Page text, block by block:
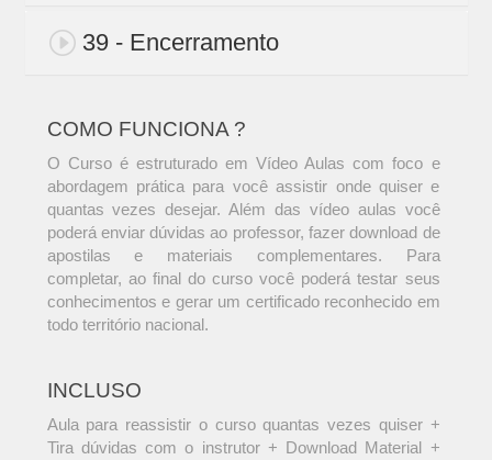
39 - Encerramento
COMO FUNCIONA ?
O Curso é estruturado em Vídeo Aulas com foco e
abordagem prática para você assistir onde quiser e
quantas vezes desejar. Além das vídeo aulas você
poderá enviar dúvidas ao professor, fazer download de
apostilas e materiais complementares. Para
completar, ao final do curso você poderá testar seus
conhecimentos e gerar um certificado reconhecido em
todo território nacional.
INCLUSO
Aula para reassistir o curso quantas vezes quiser +
Tira dúvidas com o instrutor + Download Material +